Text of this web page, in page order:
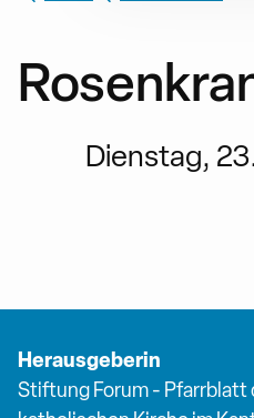
Dienstag,
Herausgeberin
Stiftung Forum - Pfarrblatt